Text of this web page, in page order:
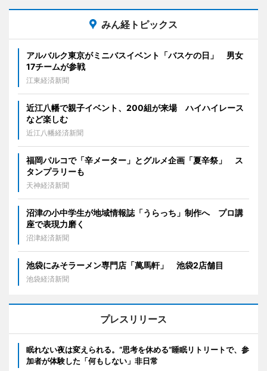
みん経トピックス
アルバルク東京がミニバスイベント「バスケの日」 男女
17チームが参戦
江東経済新聞
近江八幡で親子イベント、200組が来場 ハイハイレース
など楽しむ
近江八幡経済新聞
福岡パルコで「辛メーター」とグルメ企画「夏辛祭」 ス
タンプラリーも
天神経済新聞
沼津の小中学生が地域情報誌「うらっち」制作へ プロ講
座で表現力磨く
沼津経済新聞
池袋にみそラーメン専門店「萬馬軒」 池袋2店舗目
池袋経済新聞
プレスリリース
眠れない夜は変えられる。“思考を休める”睡眠リトリートで、参
加者が体験した「何もしない」非日常